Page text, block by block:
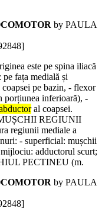
by PAULA
este pe spina iliacă
pe fața medială și
pe bazin, - flexor
porțiunea inferioară), -
al coapsei.
REGIUNII
regiunii mediale a
- superficial: mușchii
adductorul scurt;
PECTINEU (m.
by PAULA